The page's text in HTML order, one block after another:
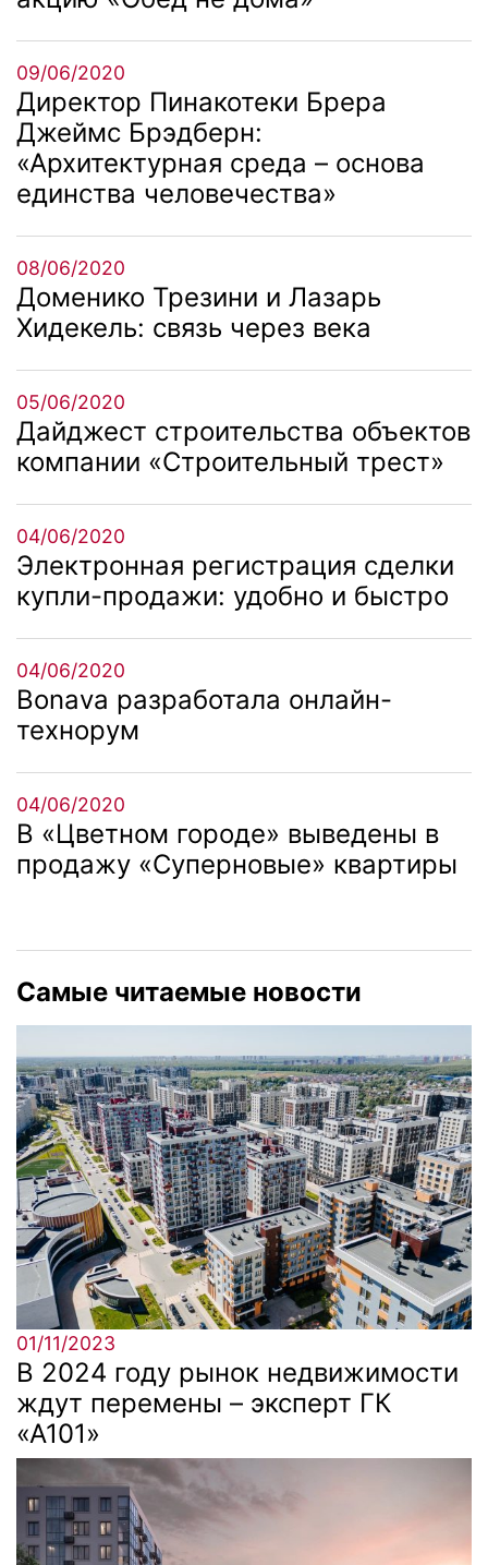
09/06/2020
Директор Пинакотеки Брера
Джеймс Брэдберн:
«Архитектурная среда – основа
единства человечества»
08/06/2020
Доменико Трезини и Лазарь
Хидекель: связь через века
05/06/2020
Дайджест строительства объектов
компании «Строительный трест»
04/06/2020
Электронная регистрация сделки
купли-продажи: удобно и быстро
04/06/2020
Bonava разработала онлайн-
технорум
04/06/2020
В «Цветном городе» выведены в
продажу «Суперновые» квартиры
Самые читаемые новости
01/11/2023
В 2024 году рынок недвижимости
ждут перемены – эксперт ГК
«А101»